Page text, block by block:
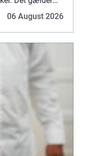
eller
06 August 2026